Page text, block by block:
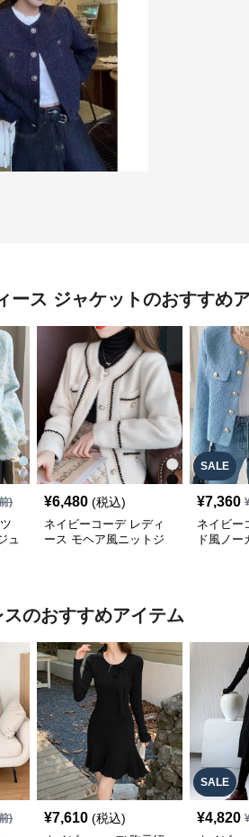
ース ジャケットのおすすめ
)
ュ
¥6,480 (税込)
ネイビーコーデ レディ
ース モヘア風ニットジ
SALE
¥7,360
ネイビー
ド風ノー
のおすすめアイテム
) ¥7,610 (税込)
SALE
¥4,820